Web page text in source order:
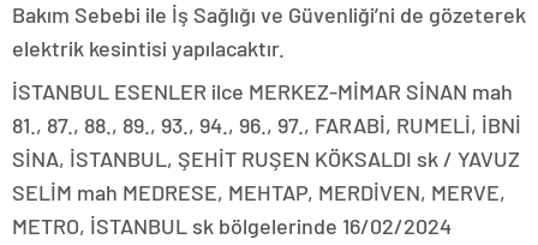
Bakım Sebebi ile İş Sağlığı ve Güvenliği’ni de gözeterek
elektrik kesintisi yapılacaktır.
İSTANBUL ESENLER ilce MERKEZ-MİMAR SİNAN mah
81., 87., 88., 89., 93., 94., 96., 97., FARABİ, RUMELİ, İBNİ
SİNA, İSTANBUL, ŞEHİT RUŞEN KÖKSALDI sk / YAVUZ
SELİM mah MEDRESE, MEHTAP, MERDİVEN, MERVE,
METRO, İSTANBUL sk bölgelerinde 16/02/2024